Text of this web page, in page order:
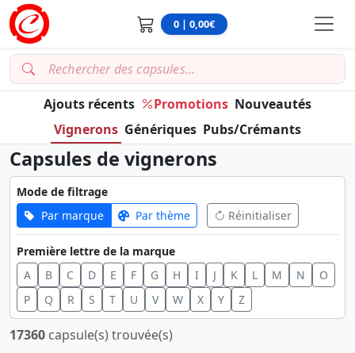
0 | 0,00€
Ajouts récents Promotions Nouveautés
Vignerons Génériques Pubs/Crémants
Capsules de vignerons
Mode de filtrage
Par marque
Par thème Réinitialiser
Première lettre de la marque
A
B C D E F G H I J K L M N
O
P
Q R S T U V W X Y Z
17360 capsule(s) trouvée(s)